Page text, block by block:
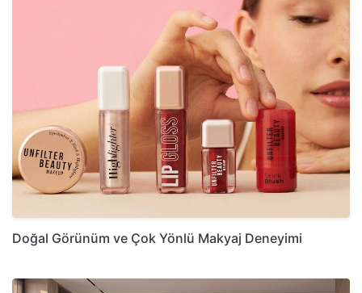
Doğal Görünüm ve Çok Yönlü Makyaj Deneyimi